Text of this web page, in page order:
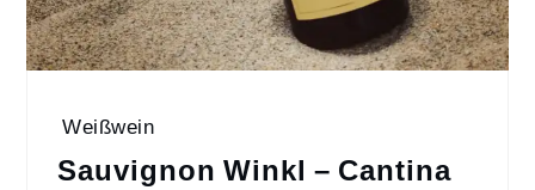
Weißwein
Sauvignon Winkl – Cantina